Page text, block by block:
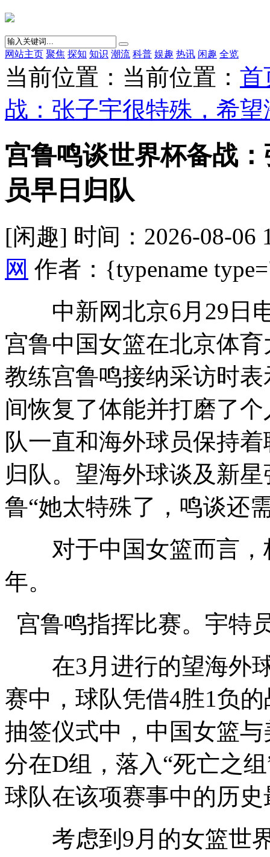
网站主页 聚焦 探知 知识 潮流 科普 娱趣 热讯 闲趣 全览
当前位置：当前位置： 首
战：张子宇很特殊，希
宫鲁鸣谈世界杯备战
员早日归队
[闲趣] 时间：2026-08-06
网 作者：{typename
中新网北京6月29日电
宫鲁中国女篮在北京体
教练宫鲁鸣接纳采访时
间恢复了体能并打磨了
队一直和海外球员保持
归队。望海外球谈及新
鲁“她太特殊了，鸣谈还
对于中国女篮而言，
年。
宫鲁鸣指挥比赛。宇特
在3月进行的望海外球
赛中，球队凭借4胜1负
抽签仪式中，中国女篮
分在D组，落入“死亡之
球队在该项赛事中的历
考虑到9月的女篮世界